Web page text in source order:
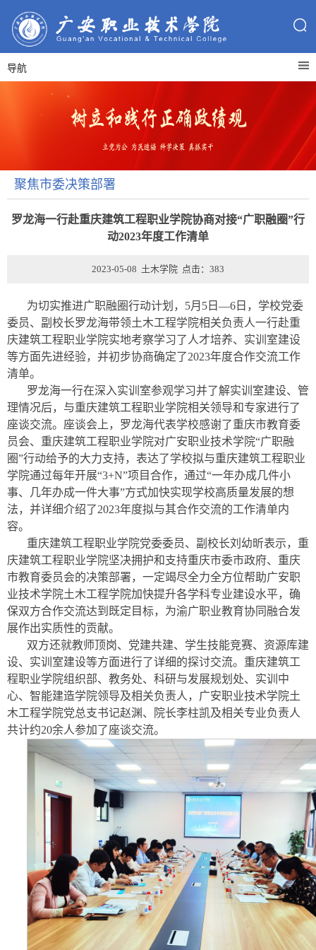
导航
聚焦市委决策部署
罗龙海一行赴重庆建筑工程职业学院协商对接“广职融圈”行
动2023年度工作清单
2023-05-08 土木学院 点击： 383
为切实推进广职融圈行动计划，5月5日—6日，学校党委
委员、副校长罗龙海带领土木工程学院相关负责人一行赴重
庆建筑工程职业学院实地考察学习了人才培养、实训室建设
等方面先进经验，并初步协商确定了2023年度合作交流工作
清单。
罗龙海一行在深入实训室参观学习并了解实训室建设、管
理情况后，与重庆建筑工程职业学院相关领导和专家进行了
座谈交流。座谈会上，罗龙海代表学校感谢了重庆市教育委
员会、重庆建筑工程职业学院对广安职业技术学院“广职融
圈”行动给予的大力支持，表达了学校拟与重庆建筑工程职业
学院通过每年开展“3+N”项目合作，通过“一年办成几件小
事、几年办成一件大事”方式加快实现学校高质量发展的想
法，并详细介绍了2023年度拟与其合作交流的工作清单内
容。
重庆建筑工程职业学院党委委员、副校长刘幼昕表示，重
庆建筑工程职业学院坚决拥护和支持重庆市委市政府、重庆
市教育委员会的决策部署，一定竭尽全力全方位帮助广安职
业技术学院土木工程学院加快提升各学科专业建设水平，确
保双方合作交流达到既定目标，为渝广职业教育协同融合发
展作出实质性的贡献。
双方还就教师顶岗、党建共建、学生技能竞赛、资源库建
设、实训室建设等方面进行了详细的探讨交流。重庆建筑工
程职业学院组织部、教务处、科研与发展规划处、实训中
心、智能建造学院领导及相关负责人，广安职业技术学院土
木工程学院党总支书记赵渊、院长李柱凯及相关专业负责人
共计约20余人参加了座谈交流。